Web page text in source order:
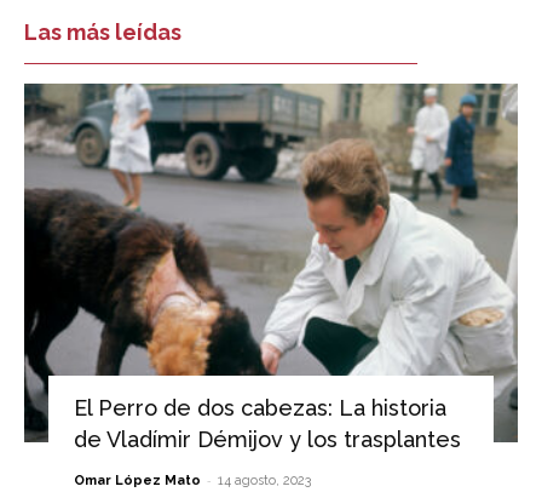
Las más leídas
El Perro de dos cabezas: La historia
de Vladímir Démijov y los trasplantes
Omar López Mato - 14 agosto, 2023